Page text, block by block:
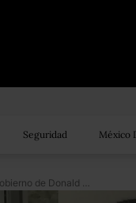
Seguridad México
“Soy todo lo que el gobierno de Donald Trump odia”: el joven latino que no quiere ser moneda de cambio para el gobierno de Estados Unidos